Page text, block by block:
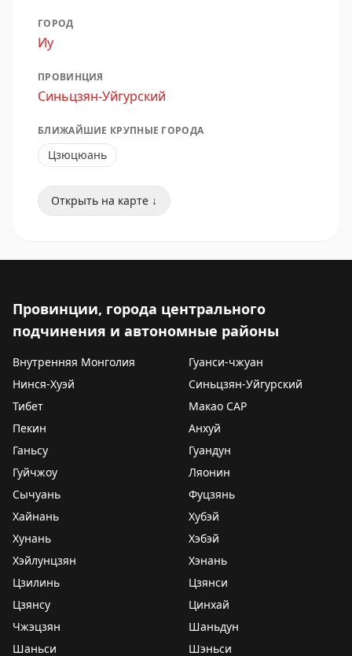
ГОРОД
Иу
ПРОВИНЦИЯ
Синьцзян-Уйгурский
БЛИЖАЙШИЕ КРУПНЫЕ ГОРОДА
Цзюцюань
Открыть на карте ↓
Провинции, города центрального
подчинения и автономные районы
Внутренняя Монголия
Гуанси-чжуан
Нинся-Хуэй
Синьцзян-Уйгурский
Тибет
Макао САР
Пекин
Анхуй
Ганьсу
Гуандун
Гуйчжоу
Ляонин
Сычуань
Фуцзянь
Хайнань
Хубэй
Хунань
Хэбэй
Хэйлунцзян
Хэнань
Цзилинь
Цзянси
Цзянсу
Цинхай
Чжэцзян
Шаньдун
Шаньси
Шэньси